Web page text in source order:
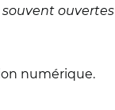
ouvertes
numérique.